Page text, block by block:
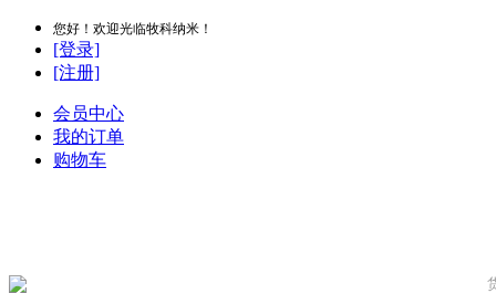
您好！欢迎光临牧科纳米！
[登录]
[注册]
会员中心
我的订单
购物车